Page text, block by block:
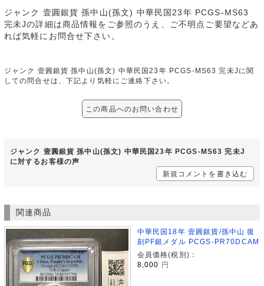
ジャンク 壹圓銀貨 孫中山(孫文) 中華民国23年 PCGS-MS63
完未Jの詳細は商品情報をご参照のうえ、ご不明点ご要望などあ
れば気軽にお問合せ下さい。
ジャンク 壹圓銀貨 孫中山(孫文) 中華民国23年 PCGS-MS63 完未Jに関
しての問合せは、下記より気軽にご連絡下さい。
この商品へのお問い合わせ
ジャンク 壹圓銀貨 孫中山(孫文) 中華民国23年 PCGS-MS63 完未J
に対するお客様の声
新規コメントを書き込む
関連商品
中華民国18年 壹圓銀貨/孫中山 復
刻PF銀メダル PCGS-PR70DCAM
会員価格(税別)：
8,000
円